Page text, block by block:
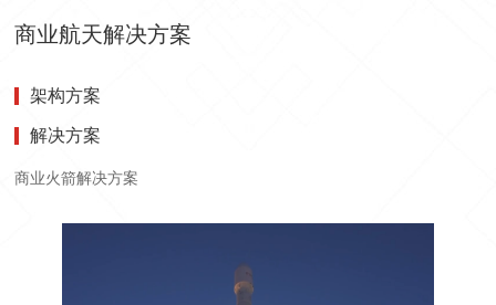
商业航天解决方案
架构方案
解决方案
商业火箭解决方案